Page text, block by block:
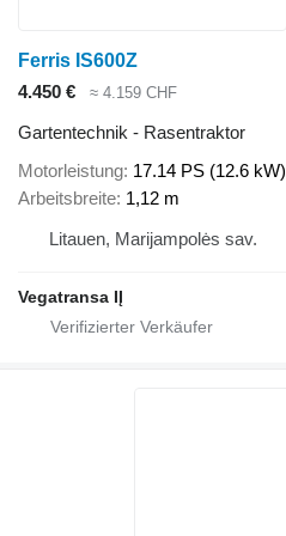
Ferris IS600Z
4.450 €
≈ 4.159 CHF
Gartentechnik - Rasentraktor
Motorleistung 17.14 PS (12.6 kW)
Arbeitsbreite 1,12 m
Litauen, Marijampolės sav.
Vegatransa IĮ